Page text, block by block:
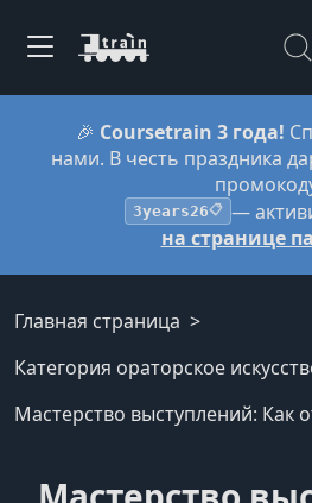
🎉 Coursetrain 3 года!
нами. В честь праздника
3years26📋 —
на странице
Главная страница
Категория ораторское
Мастерство выступлений: Как